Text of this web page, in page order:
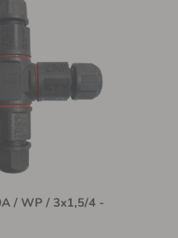
/ WP / 3x1,5/4 -